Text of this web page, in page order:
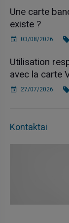
Une carte
existe ?
03/08/2026
Utilisation
avec la carte
27/07/2026
Kontaktai